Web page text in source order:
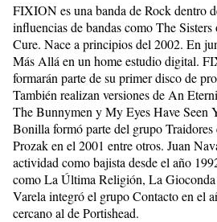
FIXION es una banda de Rock dentro
influencias de bandas como The
Cure. Nace a principios del 2002. En
Más Allá en un home estudio digital.
formarán parte de su primer disco de
También realizan versiones de An
The Bunnymen y My Eyes Have Seen
Bonilla formó parte del grupo
Prozak en el 2001 entre otros. Juan
actividad como bajista desde el año
como La Última Religión, La
Varela integró el grupo Contacto en el
cercano al de Portishead.